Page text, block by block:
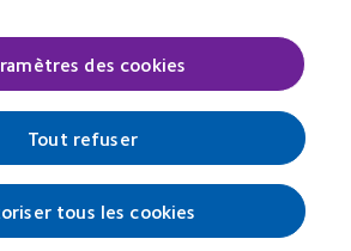
relatives au consentement
|Part ofCooperCompanies
des cookies
Tout refuser
tous les cookies